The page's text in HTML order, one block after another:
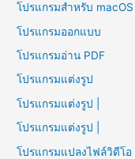
โปรแกรมสำหรับ macOS
โปรแกรมออกแบบ
โปรแกรมอ่าน PDF
โปรแกรมแต่งรูป
โปรแกรมแต่งรูป |
โปรแกรมแต่งรูป |
โปรแกรมแปลงไฟล์วิดีโอ